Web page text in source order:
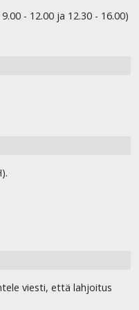
- 12.00 ja 12.30 - 16.00)
viesti, että lahjoitus